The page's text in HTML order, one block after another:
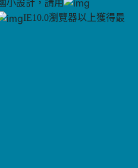
小設計，請用
IE10.0瀏覽器以上獲得最